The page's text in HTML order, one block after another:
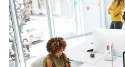
20/10/25
kvůli internímu